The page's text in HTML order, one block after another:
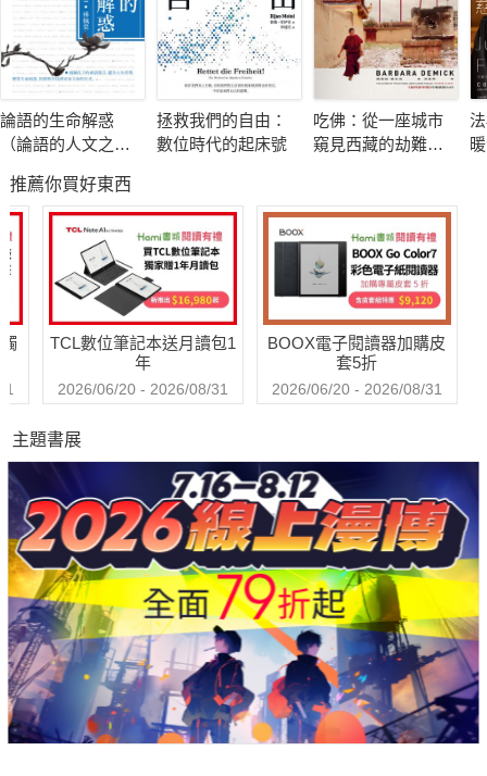
枯水期的溪床載卸一車車砂石 孤寂又具風險的車上人生；穿越峽
谷 有環流丘的開闊 攀往高山 壯麗的山景與荒廢的溫泉鄉並行 三
千二百公尺合歡山上的紅屋頂公廁 成了濁水溪源頭的象徵。
長時間追一條溪 為的不是捕捉精采一瞬 而是與溪流共度日常 在
是「別無所求」 靜靜等待濁水溪的時間與空間 凝鍊在屬於土地
的一瞬間。
【誠摯推薦】（依姓名筆劃排列）
吳晟／作家
余志偉／哲攝＃新臺灣影像共讀推動者
陳佳琦／嘉義市立美術館館長
張世倫／影像評論家、攝影史研究者
蔡崇隆／紀錄片導演
鐘聖雄
龔卓軍／臺南市美術館館長
【本書由國家文化藝術基金會臺灣書寫專案補助出版】
論語的生命解惑
（論語的人文之美
拯救我們的自由：
數位時代的起床號
吃佛：從一座城市
窺見西藏的劫難與
推薦你買好東西
TCL數位筆記本送月讀包1
年
2026/06/20 - 2026/08/31
BOOX電子閱讀器加購皮
套5折
2026/06/20 - 2026/08/31
主題書展